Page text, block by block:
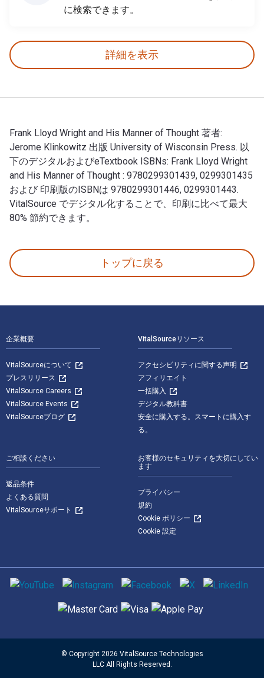
に検索できます。
詳細を表示
Frank Lloyd Wright and His Manner of Thought 著者:
Jerome Klinkowitz 出版 University of Wisconsin Press. 以
下のデジタルおよびeTextbook ISBNs: Frank Lloyd Wright
and His Manner of Thought : 9780299301439, 0299301435
および 印刷版のISBNは 9780299301446, 0299301443.
VitalSource でデジタル化することで、印刷に比べて最大
80% 節約できます。
トップに戻る
企業概要
VitalSourceについて
プレスリリース
VitalSource Careers
VitalSource Events
VitalSourceブログ
VitalSourceリソース
アクセシビリティに関する声明
アフィリエイト
一括購入
デジタル教科書
安全に購入する。スマートに購入す
る。
ご相談ください
返品条件
よくある質問
VitalSourceサポート
お客様のセキュリティを大切にしてい
ます
プライバシー
規約
Cookie ポリシー
Cookie 設定
ソーシャルメディア
サポートされている支払い方法
© Copyright 2026 VitalSource Technologies
LLC All Rights Reserved.